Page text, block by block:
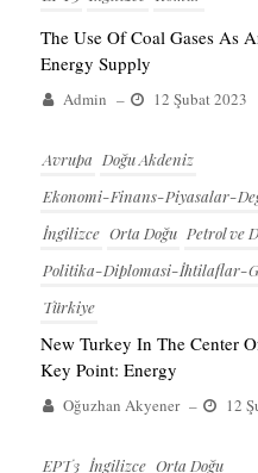
The Use Of Coal Gases As
Energy Supply
Admin – 12 Şubat 2023
Avrupa Doğu Akdeniz
Ekonomi-Finans-Piyasalar-
İngilizce Orta Doğu Petrol ve
Politika-Diplomasi-İhtilaflar-
Türkiye
New Turkey In The Center
Key Point: Energy
Oğuzhan Akyener – 12
EPT3 İngilizce Orta Doğu